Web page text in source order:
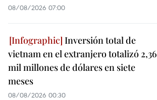
08/08/2026 07:00
Inversión total de
vietnam en el extranjero totalizó 2,36
mil millones de dólares en siete
meses
08/08/2026 00:30